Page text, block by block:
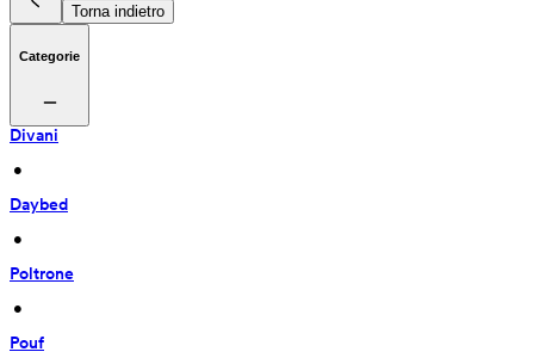
Torna indietro
Categorie
Divani
•
Daybed
•
Poltrone
•
Pouf